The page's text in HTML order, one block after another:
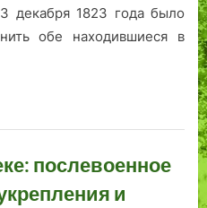
декабря 1823 года было
обе находившиеся в
послевоенное
и